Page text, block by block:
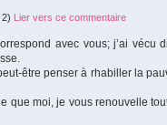
Lier vers ce commentaire
avec vous; j’ai vécu
être penser à rhabiller la
que moi, je vous renouvelle